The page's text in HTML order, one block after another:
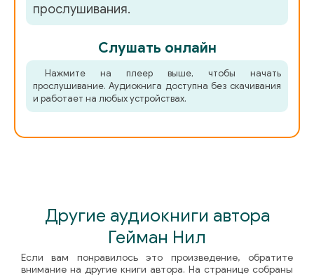
прослушивания.
Слушать онлайн
Нажмите на плеер выше, чтобы начать
прослушивание. Аудиокнига доступна без скачивания
и работает на любых устройствах.
Другие аудиокниги автора
Гейман Нил
Если вам понравилось это произведение, обратите
внимание на другие книги автора. На странице собраны